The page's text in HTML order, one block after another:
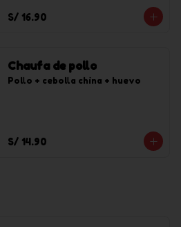
S/ 16.90
Chaufa de pollo
Pollo + cebolla china + huevo
S/ 14.90